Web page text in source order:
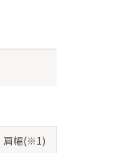
肩幅(※1)